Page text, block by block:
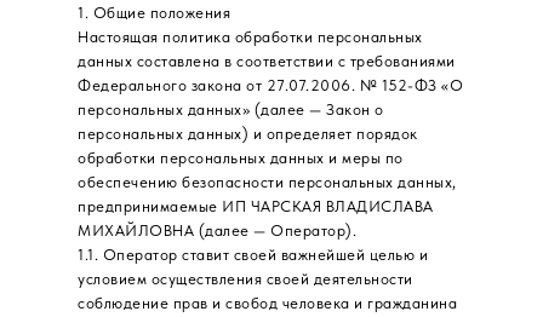
1. Общие положения
Настоящая политика обработки персональных
данных составлена в соответствии с требованиями
Федерального закона от 27.07.2006. № 152-ФЗ «О
персональных данных» (далее — Закон о
персональных данных) и определяет порядок
обработки персональных данных и меры по
обеспечению безопасности персональных данных,
предпринимаемые ИП ЧАРСКАЯ ВЛАДИСЛАВА
МИХАЙЛОВНА (далее — Оператор).
1.1. Оператор ставит своей важнейшей целью и
условием осуществления своей деятельности
соблюдение прав и свобод человека и гражданина